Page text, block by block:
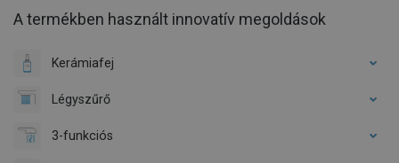
A termékben használt innovatív megoldások
Kerámiafej
Légyszűrő
3-funkciós